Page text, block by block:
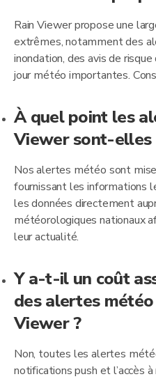
Rain Viewer propose une
extrêmes, notamment des
inondation, des avis de risque
jour météo importantes.
À quel point les
Viewer sont-elles
Nos alertes météo sont
fournissant les informations
les données directement
météorologiques nationaux
leur actualité.
Y a-t-il un coût
des alertes
Viewer ?
Non, toutes les alertes
notifications push et l’accès